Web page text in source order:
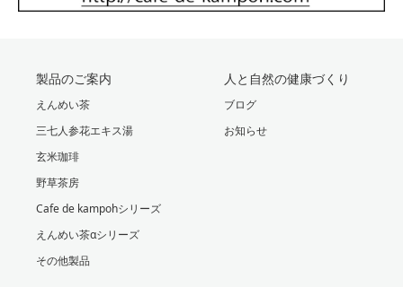
製品のご案内
えんめい茶
三七人参花エキス湯
玄米珈琲
野草茶房
Cafe de kampohシリーズ
えんめい茶αシリーズ
その他製品
人と自然の健康づくり
ブログ
お知らせ